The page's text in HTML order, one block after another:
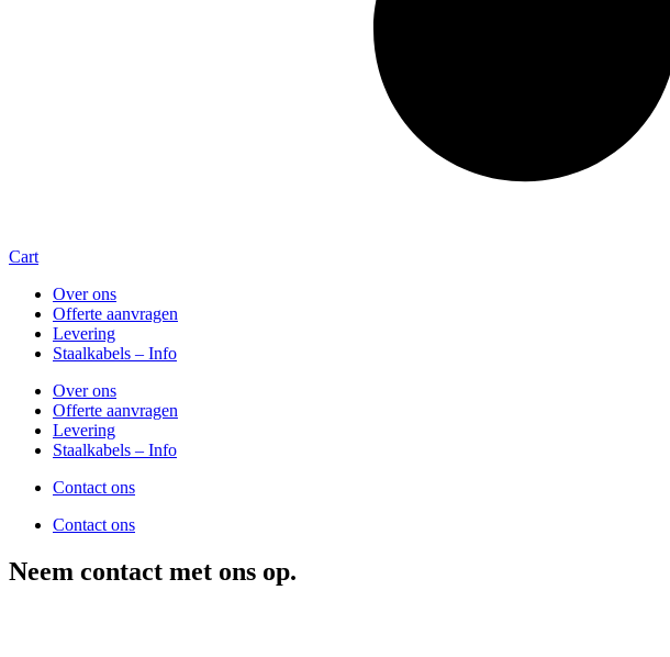
Cart
Over ons
Offerte aanvragen
Levering
Staalkabels – Info
Over ons
Offerte aanvragen
Levering
Staalkabels – Info
Contact ons
Contact ons
Neem contact met ons op.